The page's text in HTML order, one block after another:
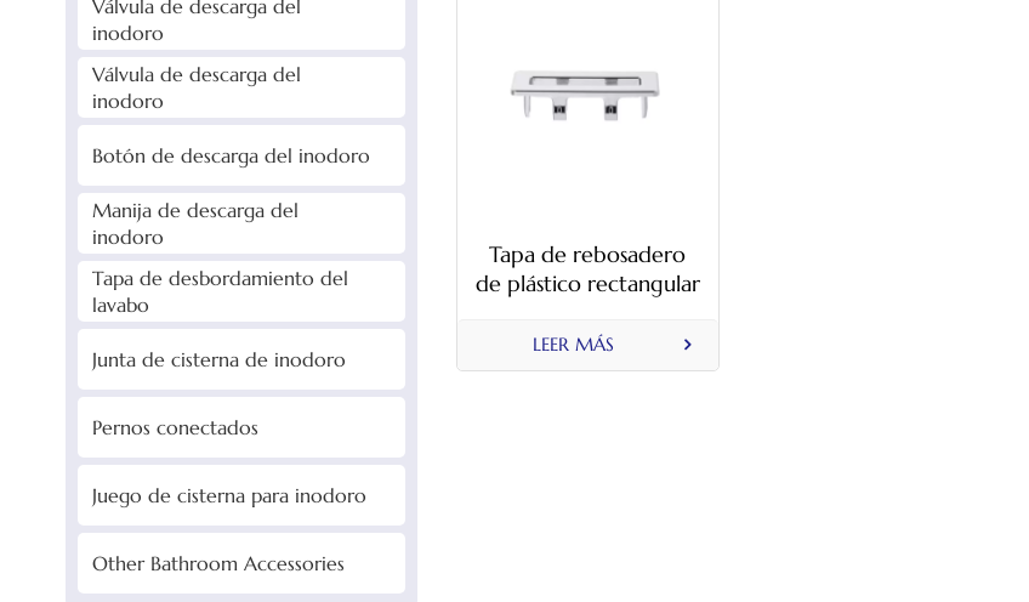
Válvula de descarga del
inodoro
Válvula de descarga del
inodoro
Botón de descarga del inodoro
Manija de descarga del
inodoro
Tapa de desbordamiento del
lavabo
Junta de cisterna de inodoro
Pernos conectados
Juego de cisterna para inodoro
Other Bathroom Accessories
Tapa de rebosadero
de plástico rectangular
LEER MÁS